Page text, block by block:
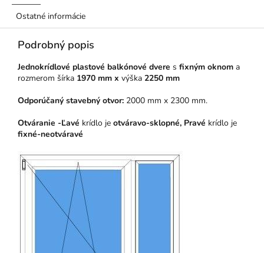
Ostatné informácie
Podrobný popis
Jednokrídlové plastové balkónové dvere s fixným oknom a
rozmerom šírka 1970 mm x výška 2250 mm
Odporúčaný stavebný otvor: 2000 mm x 2300 mm.
Otváranie -Ľavé krídlo je otváravo-sklopné, Pravé krídlo je
fixné-neotváravé